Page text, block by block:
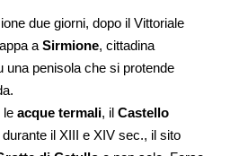
due giorni, dopo il Vittoriale
a Sirmione, cittadina
una penisola che si protende
le acque termali, il Castello
il XIII e XIV sec., il sito